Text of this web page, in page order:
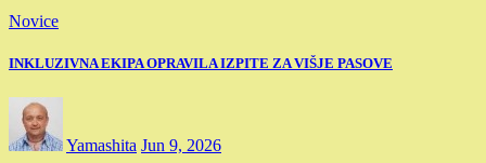
Novice
INKLUZIVNA EKIPA OPRAVILA IZPITE ZA VIŠJE PASOVE
Yamashita Jun 9, 2026